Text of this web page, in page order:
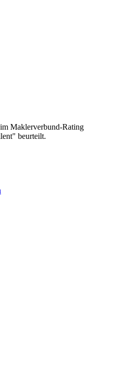
Maklerverbund-Rating
beurteilt.